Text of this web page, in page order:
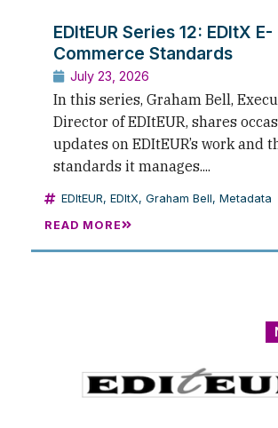
EDItEUR Series 12: EDItX E-
Commerce Standards
July 23, 2026
In this series, Graham Bell,
Director of EDItEUR, shares
updates on EDItEUR’s work and
standards it manages....
EDItEUR, EDItX, Graham Bell, Metadata
READ MORE